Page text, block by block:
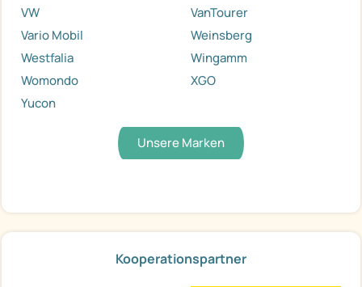
VW
VanTourer
Vario Mobil
Weinsberg
Westfalia
Wingamm
Womondo
XGO
Yucon
Unsere Marken
Kooperationspartner